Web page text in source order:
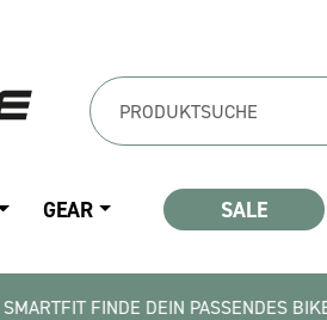
GEAR SALE
DEIN PASSENDES BIKE   |